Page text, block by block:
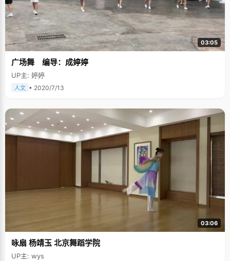
03:05
广场舞 编导：成婷婷
UP主: 婷婷
人文 • 2020/7/13
03:06
咏扇 杨靖玉 北京舞蹈学院
UP主: wys